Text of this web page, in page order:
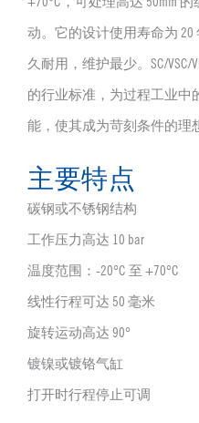
动。它的设计使用寿命为
久耐用，维护最少。SC/
的行业标准，为过程工业中
能，使其成为苛刻条件的理
主要特点
碳钢或不锈钢结构
工作压力高达 10 bar
温度范围：-20°C 至 +70°C
线性行程可达 50 毫米
旋转运动高达 90°
镀镍或镀铬气缸
打开时行程停止可调